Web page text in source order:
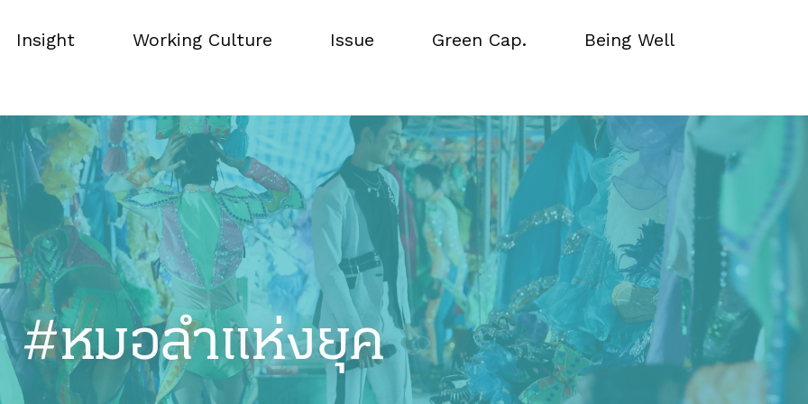
Insight
Working Culture
Issue
Green Cap.
Being Well
#หมอลำแห่งยุค